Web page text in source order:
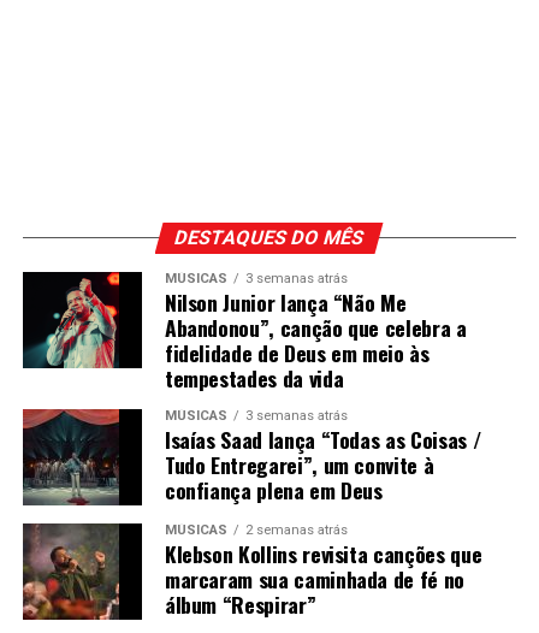
DESTAQUES DO MÊS
MÚSICAS 3 semanas atrás
Nilson Junior lança “Não Me
Abandonou”, canção que celebra a
fidelidade de Deus em meio às
tempestades da vida
MÚSICAS 3 semanas atrás
Isaías Saad lança “Todas as Coisas /
Tudo Entregarei”, um convite à
confiança plena em Deus
MÚSICAS 2 semanas atrás
Klebson Kollins revisita canções que
marcaram sua caminhada de fé no
álbum “Respirar”